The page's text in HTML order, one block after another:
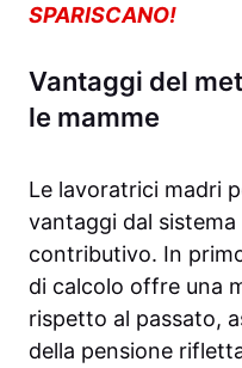
SPARISCANO!
Vantaggi del
le mamme
Le lavoratrici madri
vantaggi dal
contributivo. In
di calcolo offre una
rispetto al passato,
della pensione